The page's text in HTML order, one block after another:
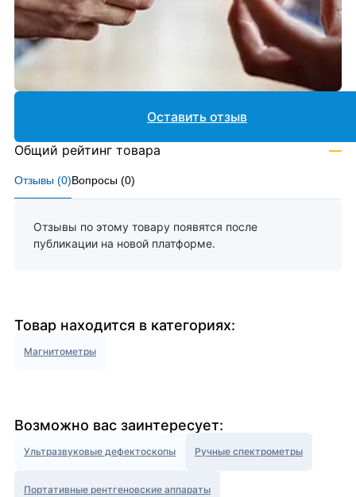
Отзывы (0)Вопросы (0)
Отзывы по этому товару появятся после
публикации на новой платформе.
Оставить отзыв
Общий рейтинг товара —
Товар находится в категориях:
Магнитометры
Возможно вас заинтересует:
Ультразвуковые дефектоскопы Ручные спектрометры
Портативные рентгеновские аппараты